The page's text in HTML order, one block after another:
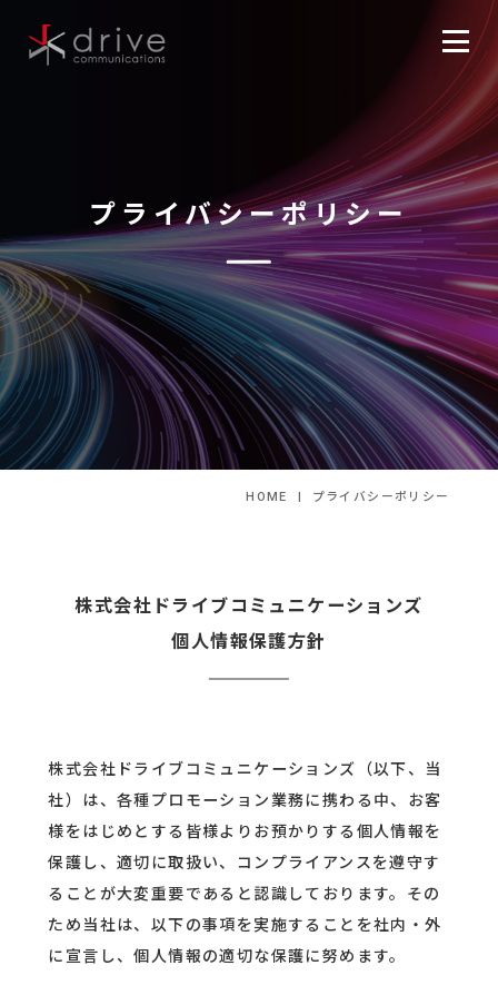
プライバシーポリシー
HOME プライバシーポリシー
株式会社ドライブコミュニケーションズ
個人情報保護方針
株式会社ドライブコミュニケーションズ（以下、当
社）は、各種プロモーション業務に携わる中、お客
様をはじめとする皆様よりお預かりする個人情報を
保護し、適切に取扱い、コンプライアンスを遵守す
ることが大変重要であると認識しております。その
ため当社は、以下の事項を実施することを社内・外
に宣言し、個人情報の適切な保護に努めます。